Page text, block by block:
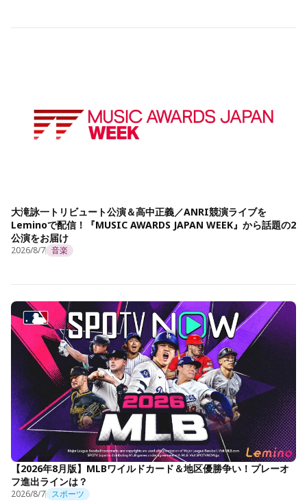
大滝詠一トリビュート公演＆高中正義／ANRI競演ライブを
Leminoで配信！『MUSIC AWARDS JAPAN WEEK』から話題の2
公演をお届け
2026/8/7 音楽
【2026年8月版】MLBワイルドカード＆地区優勝争い！プレーオ
フ進出ラインは？
2026/8/7 スポーツ